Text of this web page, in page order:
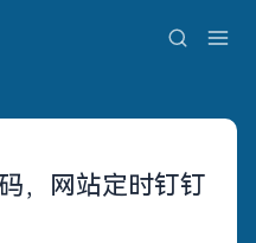
，网站定时钉钉